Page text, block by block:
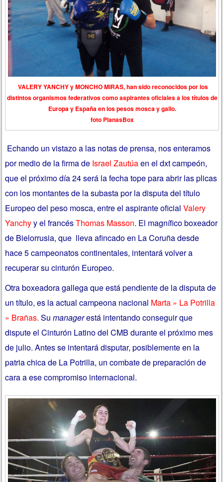
VALERY YANCHY y MONCHO MIRAS, han sido reconocidos por los
distintos organismos federativos como aspirantes oficiales a los títulos de
Europa y España en los pesos mosca y gallo.
foto PlanasBox
Echando un vistazo a las notas de prensa, nos enteramos
por medio de la firma de Israel Zautúaen el dxt campeón,
que el próximo día 24 será la fecha tope para abrir las plicas
con los montantes de la subasta por la disputa del título
Europeo del peso mosca, entre el aspirante oficialValery
Yanchyy el francésThomas Masson. El magnífico boxeador
de Bielorrusia, que lleva afincado en La Coruña desde
hace 5 campeonatos continentales, intentará volver a
recuperar su cinturón Europeo.
Otra boxeadora gallega que está pendiente de la disputa de
un título, es la actual campeona nacional Marta » La Potrilla
» Brañas. Sumanagerestá intentando conseguir que
dispute el Cinturón Latino del CMB durante el próximo mes
de julio. Antes se intentará disputar, posiblemente en la
patria chica de La Potrilla, un combate de preparación de
cara a ese compromiso internacional.